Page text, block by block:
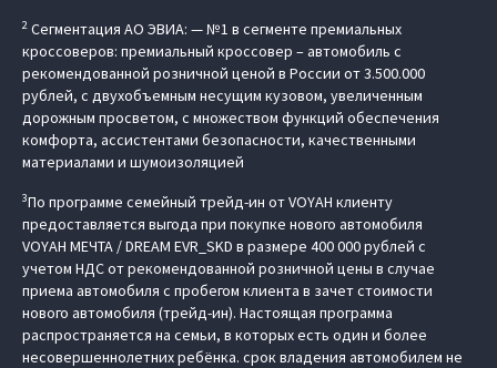
2 Сегментация АО ЭВИА: — №1 в сегменте премиальных
кроссоверов: премиальный кроссовер – автомобиль c
рекомендованной розничной ценой в России от 3.500.000
рублей, с двухобъемным несущим кузовом, увеличенным
дорожным просветом, с множеством функций обеспечения
комфорта, ассистентами безопасности, качественными
материалами и шумоизоляцией
3По программе семейный трейд-ин от VOYAH клиенту
предоставляется выгода при покупке нового автомобиля
VOYAH МЕЧТА / DREAM EVR_SKD в размере 400 000 рублей с
учетом НДС от рекомендованной розничной цены в случае
приема автомобиля с пробегом клиента в зачет стоимости
нового автомобиля (трейд-ин). Настоящая программа
распространяется на семьи, в которых есть один и более
несовершеннолетних ребёнка. срок владения автомобилем не